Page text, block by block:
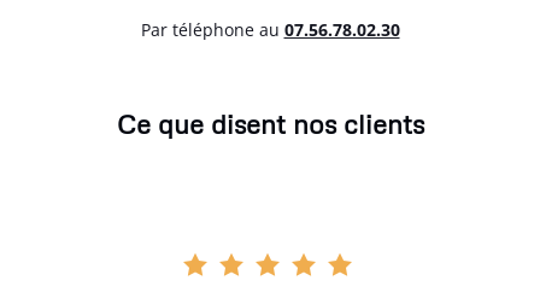
Par téléphone au 07.56.78.02.30
Ce que disent nos clients